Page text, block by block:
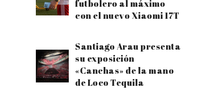
futbolero al máximo
con el nuevo Xiaomi 17T
Santiago Arau presenta
su exposición
«Canchas» de la mano
de Loco Tequila